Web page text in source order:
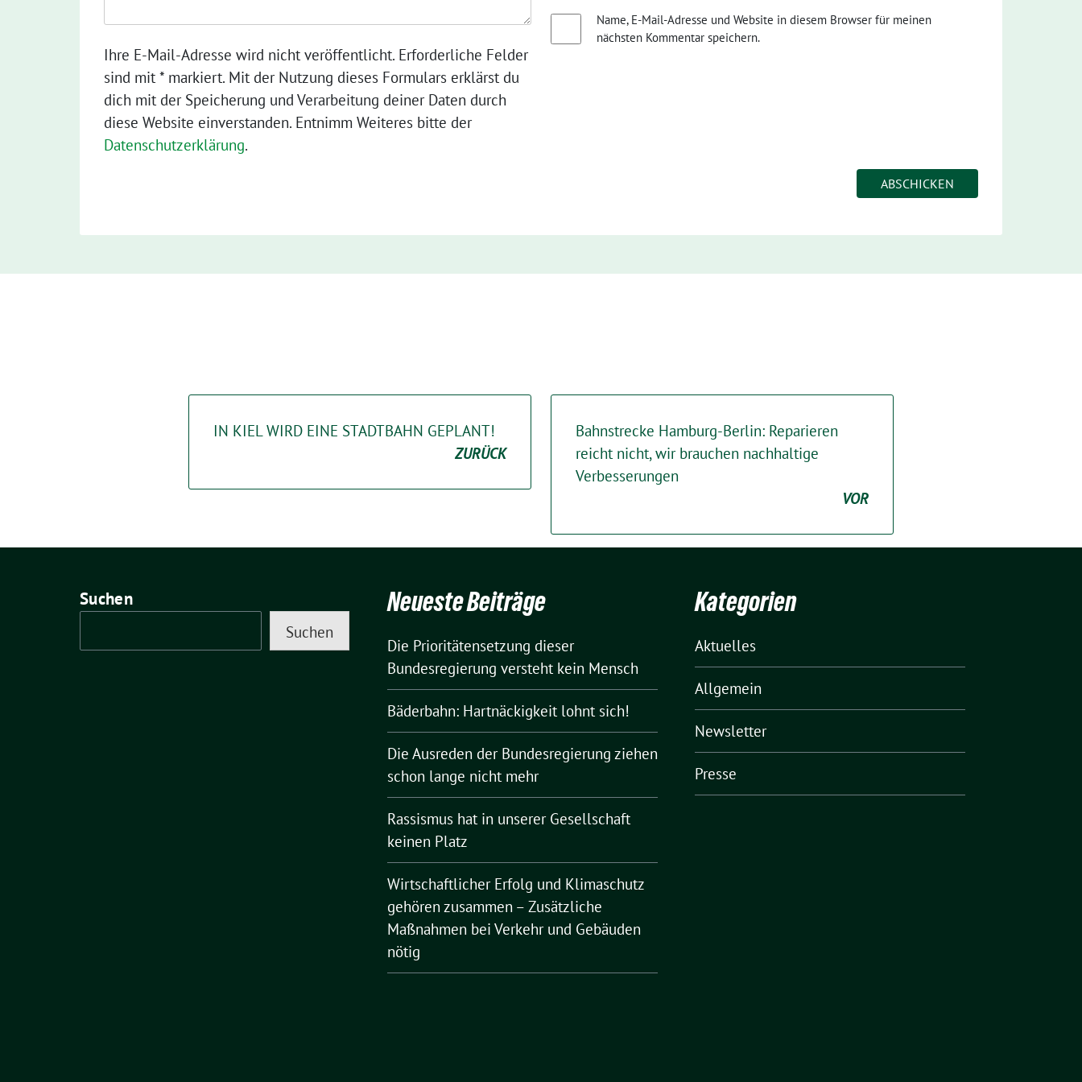
Ihre E-Mail-Adresse wird nicht veröffentlicht. Erforderliche Felder
sind mit * markiert. Mit der Nutzung dieses Formulars erklärst du
dich mit der Speicherung und Verarbeitung deiner Daten durch
diese Website einverstanden. Entnimm Weiteres bitte der
Datenschutzerklärung.
Name, E-Mail-Adresse und Website in diesem Browser für meinen
nächsten Kommentar speichern.
IN KIEL WIRD EINE STADTBAHN GEPLANT!
ZURÜCK
Bahnstrecke Hamburg-Berlin: Reparieren
reicht nicht, wir brauchen nachhaltige
Verbesserungen
VOR
Suchen
Suchen
Neueste Beiträge
Die Prioritätensetzung dieser
Bundesregierung versteht kein Mensch
Bäderbahn: Hartnäckigkeit lohnt sich!
Die Ausreden der Bundesregierung ziehen
schon lange nicht mehr
Rassismus hat in unserer Gesellschaft
keinen Platz
Wirtschaftlicher Erfolg und Klimaschutz
gehören zusammen – Zusätzliche
Maßnahmen bei Verkehr und Gebäuden
nötig
Kategorien
Aktuelles
Allgemein
Newsletter
Presse